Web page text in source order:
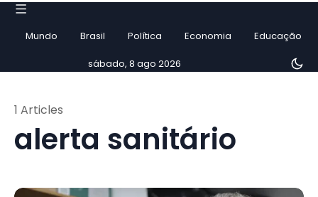
Mundo Brasil Política Economia Educação
sábado, 8 ago 2026
alerta sanitário
1 Articles